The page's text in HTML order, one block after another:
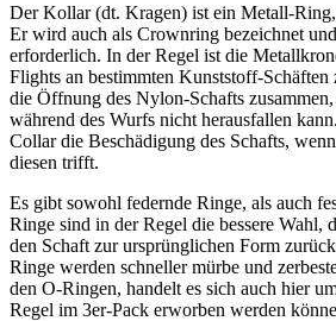
Der Kollar (dt. Kragen) ist ein Metall-
Er wird auch als Crownring bezeichnet
erforderlich. In der Regel ist die
Flights an bestimmten Kunststoff-
die Öffnung des Nylon-Schafts
während des Wurfs nicht herausfallen
Collar die Beschädigung des Schafts,
diesen trifft.
Es gibt sowohl federnde Ringe, als auch
Ringe sind in der Regel die bessere Wahl,
den Schaft zur ursprünglichen Form
Ringe werden schneller mürbe und
den O-Ringen, handelt es sich auch hier
Regel im 3er-Pack erworben werden